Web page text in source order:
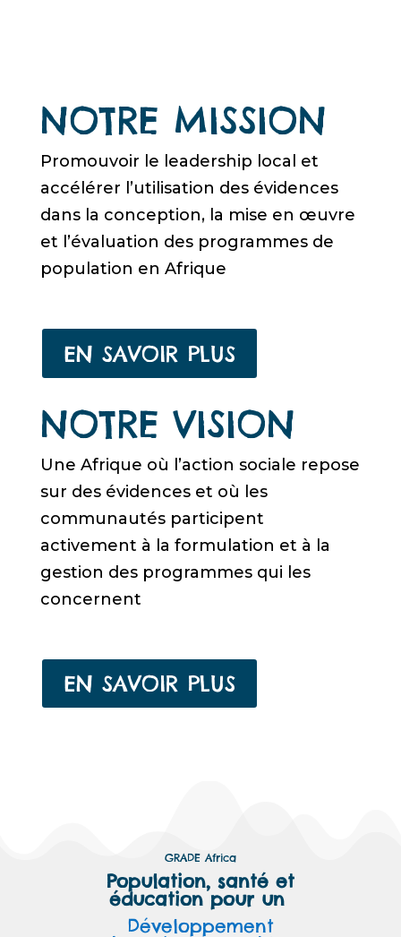
NOTRE MISSION
Promouvoir le leadership local et
accélérer l’utilisation des évidences
dans la conception, la mise en œuvre
et l’évaluation des programmes de
population en Afrique
EN SAVOIR PLUS
NOTRE VISION
Une Afrique où l’action sociale repose
sur des évidences et où les
communautés participent
activement à la formulation et à la
gestion des programmes qui les
concernent
EN SAVOIR PLUS
GRADE Africa
Population, santé et
éducation pour un
Développement